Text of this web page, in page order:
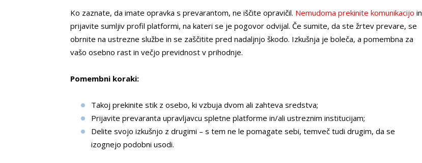
Ko zaznate, da imate opravka s prevarantom, ne iščite opravičil. Nemudoma prekinite komunikacijo in
prijavite sumljiv profil platformi, na kateri se je pogovor odvijal. Če sumite, da ste žrtev prevare, se
obrnite na ustrezne službe in se zaščitite pred nadaljnjo škodo. Izkušnja je boleča, a pomembna za
vašo osebno rast in večjo previdnost v prihodnje.
Pomembni koraki:
Takoj prekinite stik z osebo, ki vzbuja dvom ali zahteva sredstva;
Prijavite prevaranta upravljavcu spletne platforme in/ali ustreznim institucijam;
Delite svojo izkušnjo z drugimi – s tem ne le pomagate sebi, temveč tudi drugim, da se
izognejo podobni usodi.